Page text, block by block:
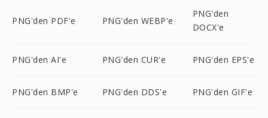
PNG'den PDF'e PNG'den WEBP'e
PNG'den
DOCX'e
PNG'den AI'e PNG'den CUR'e PNG'den EPS'e
PNG'den BMP'e PNG'den DDS'e PNG'den GIF'e